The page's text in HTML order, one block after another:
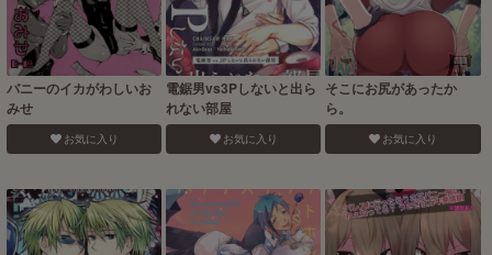
バニーのイカがわしいお
みせ
お気に入り
電鋸男vs3Pしないと出ら
れない部屋
お気に入り
そこにお尻があったか
ら。
お気に入り